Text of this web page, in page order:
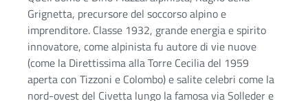
Grignetta, precursore del soccorso alpino e
imprenditore. Classe 1932, grande energia e spirito
innovatore, come alpinista fu autore di vie nuove
(come la Direttissima alla Torre Cecilia del 1959
aperta con Tizzoni e Colombo) e salite celebri come la
nord-ovest del Civetta lungo la famosa via Solleder e